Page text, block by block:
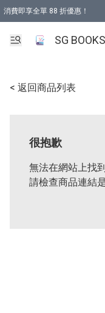
消費即享全單 88 折優惠！
SG
< 返回商品列表
很抱歉
無法在網站上找
請檢查商品連結